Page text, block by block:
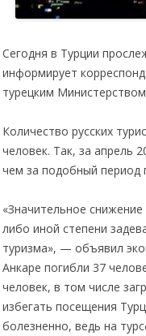
Сегодня в Турции
информирует
турецким
Количество русских
человек. Так, за апрель
чем за подобный период
«Значительное
либо иной степени
туризма», — объявил
Анкаре погибли 37
человек, в том числе
избегать посещения
болезненно, ведь на